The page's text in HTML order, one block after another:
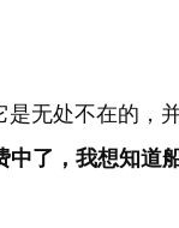
是无处不在的，
了，我想知道